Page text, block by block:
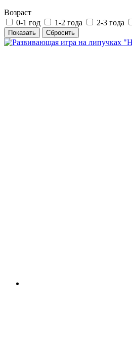
Возраст
0-1 год
1-2 года 2-3 года